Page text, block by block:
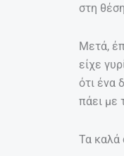
στη
Μετά,
είχε
ότι ένα
πάει με
Τα καλά